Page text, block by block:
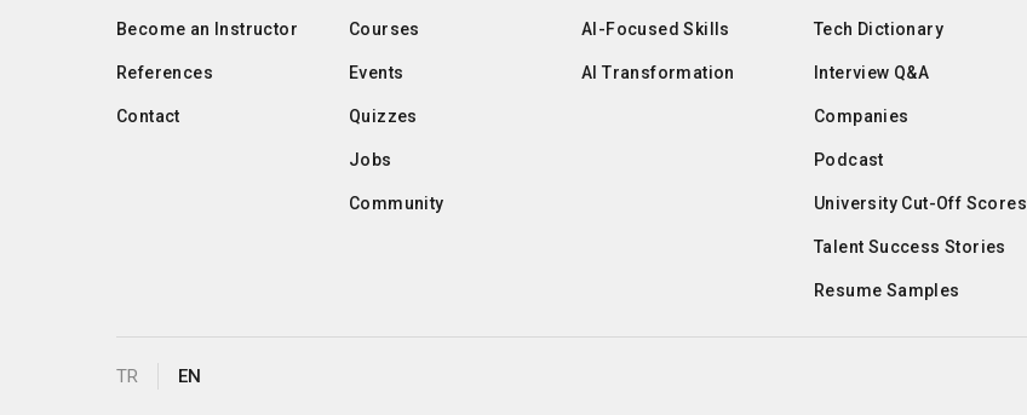
Become an Instructor
References
Contact
Courses
Events
Quizzes
Jobs
Community
AI-Focused Skills
AI Transformation
Tech Dictionary
Interview Q&A
Companies
Podcast
University Cut-Off Scores
Talent Success Stories
Resume Samples
TR EN